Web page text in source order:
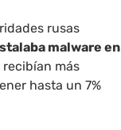
rusas
malware en
más
hasta un 7%